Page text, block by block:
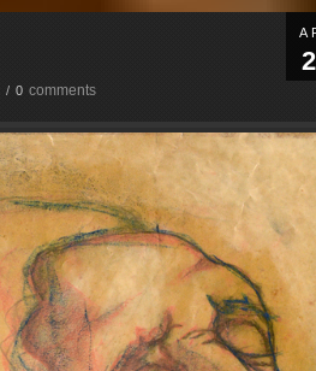
/0comments